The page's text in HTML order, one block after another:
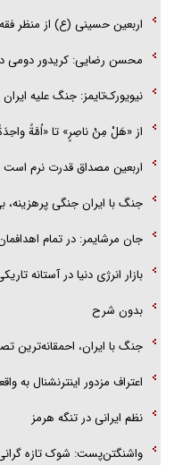
تحلیل ابعاد پیام رهبر انقلاب به
گفت‌و‌گو اختصاصی با همسر
قدر بود
اربعین حسینی (ع) از منظر
محسن رضایی: کریدور دومی
نیویورک‌تایمز: جنگ علیه
از «هَلْ مِنْ ناصِرٍ» تا «اُمَّةً
اربعین مصداق قدرت نرم است
جنگ با ایران جنگی پرهزینه،
جان مرشایمر: در تمام
بازار انرژی دنیا در آستانه
بدون شرح
جنگ با ایران، احمقانه‌ترین
اعتراف مزدور اینترنشنال به واقعیتی که ۷
نظم ایرانی در تنگه هرمز
واشنگتن‌پست: شوک تازه گرانی